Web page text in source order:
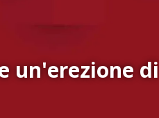
un'erezione di